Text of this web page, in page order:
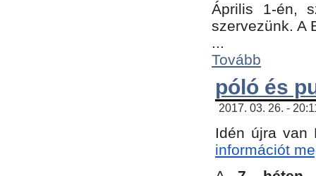
Április 1-én,
szervezünk. A
...
Tovább
póló és
2017. 03. 26. -
Idén újra van
információt